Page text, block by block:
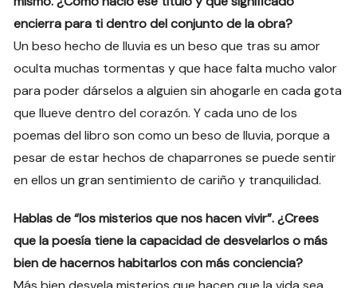
encierra para ti dentro del conjunto de la obra?
Un beso hecho de lluvia es un beso que tras su amor
oculta muchas tormentas y que hace falta mucho valor
para poder dárselos a alguien sin ahogarle en cada gota
que llueve dentro del corazón. Y cada uno de los
poemas del libro son como un beso de lluvia, porque a
pesar de estar hechos de chaparrones se puede sentir
en ellos un gran sentimiento de cariño y tranquilidad.
Hablas de “los misterios que nos hacen vivir”. ¿Crees
que la poesía tiene la capacidad de desvelarlos o más
bien de hacernos habitarlos con más conciencia?